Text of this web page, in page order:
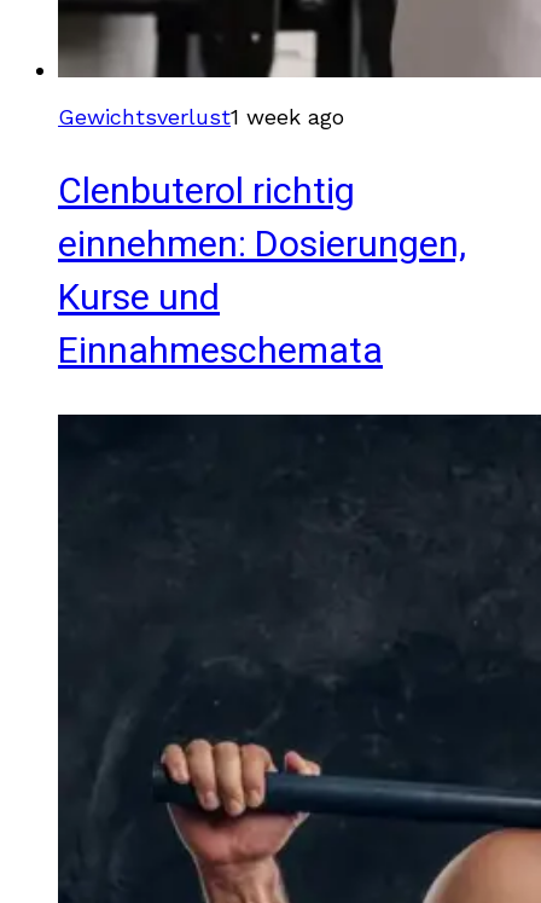
Gewichtsverlust1 week ago
Clenbuterol richtig
einnehmen: Dosierungen,
Kurse und
Einnahmeschemata